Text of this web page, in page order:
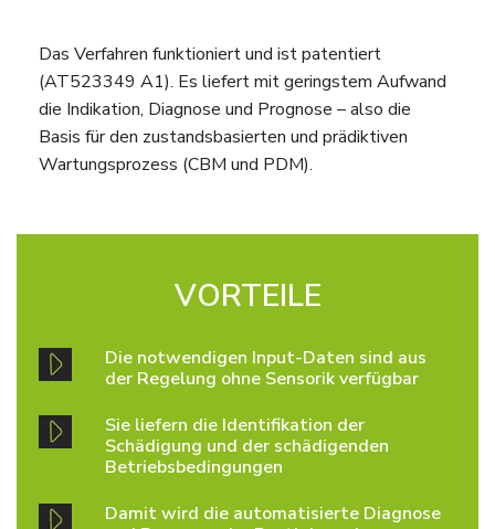
Das Verfahren funktioniert und ist patentiert
(AT523349 A1). Es liefert mit geringstem Aufwand
die Indikation, Diagnose und Prognose – also die
Basis für den zustandsbasierten und prädiktiven
Wartungsprozess (CBM und PDM).
VORTEILE
Die notwendigen Input-Daten sind aus
der Regelung ohne Sensorik verfügbar
Sie liefern die Identifikation der
Schädigung und der schädigenden
Betriebsbedingungen
Damit wird die automatisierte Diagnose